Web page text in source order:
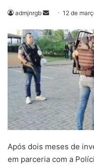
admjnrgb
Mande
e-
mail
12 de
Após dois meses de
em parceria com a